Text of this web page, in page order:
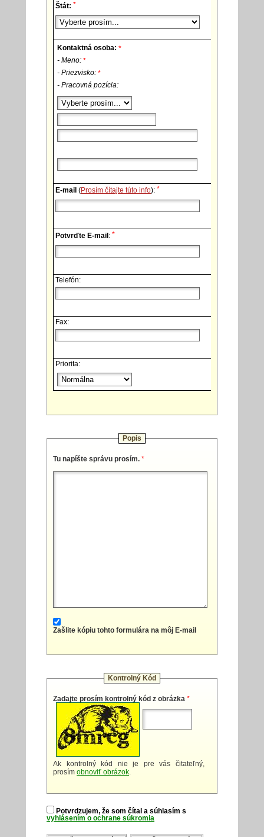
Štát: *
Kontaktná osoba: *
- Meno: *
- Priezvisko: *
- Pracovná pozícia:
E-mail (Prosím čítajte túto info): *
Potvrďte E-mail: *
Telefón:
Fax:
Priorita:
Popis
Tu napíšte správu prosím. *
Zašlite kópiu tohto formulára na môj E-mail
Kontrolný Kód
Zadajte prosím kontrolný kód z obrázka *
Ak kontrolný kód nie je pre vás čitateľný,
prosím obnoviť obrázok.
Potvrdzujem, že som čítal a súhlasím s
vyhlásením o ochrane súkromia